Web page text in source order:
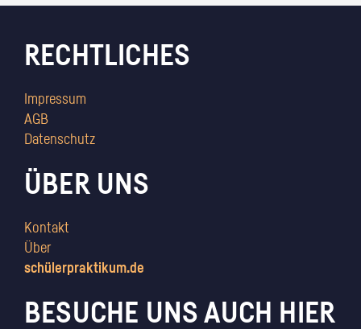
RECHTLICHES
Impressum
AGB
Datenschutz
ÜBER UNS
Kontakt
Über
schülerpraktikum.de
BESUCHE UNS AUCH HIER